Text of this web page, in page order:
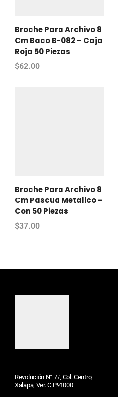
Broche Para Archivo 8
Cm Baco B-082 – Caja
Roja 50 Piezas
$62.00
Broche Para Archivo 8
Cm Pascua Metalico –
Con 50 Piezas
$37.00
Revolución N° 77, Col. Centro,
Xalapa, Ver. C.P.91000